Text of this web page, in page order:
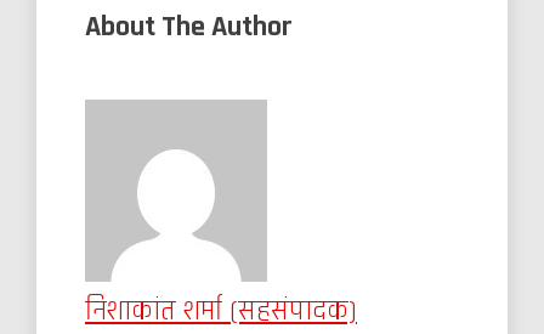
About The Author
निशाकांत शर्मा (सहसंपादक)